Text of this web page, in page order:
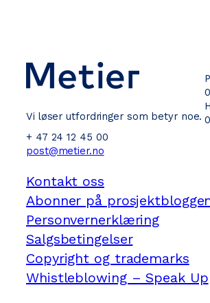
Vi løser utfordringer som betyr noe.
+ 47 24 12 45 00
post@metier.no
Kontakt oss
Abonner på
Personvernerklæring
Salgsbetingelser
Copyright og trademarks
Whistleblowing – Speak Up